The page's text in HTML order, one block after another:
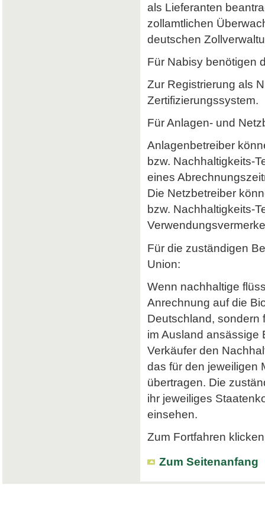
als Lieferanten
zollamtlichen
deutschen
Für Nabisy benötigen
Zur Registrierung als
Zertifizierungssystem.
Für Anlagen- und
Anlagenbetreiber
bzw. Nachhaltigkeits-
eines
Die Netzbetreiber
bzw. Nachhaltigkeits-
Für die zuständigen
Union:
Wenn nachhaltige
Anrechnung auf die
Deutschland, sondern
im Ausland ansässige
Verkäufer den
das für den jeweiligen
übertragen. Die
ihr jeweiliges
einsehen.
Zum Fortfahren
Zum Seitenanfang